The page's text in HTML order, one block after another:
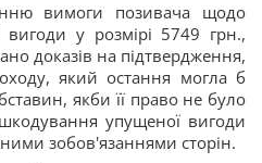
вимоги позивача щодо
у розмірі 5749 грн.,
доказів на підтвердження,
який остання могла б
якби її право не було
упущеної вигоди
зобов'язаннями сторін.